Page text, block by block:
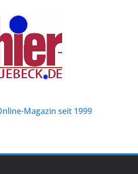
Magazin seit 1999